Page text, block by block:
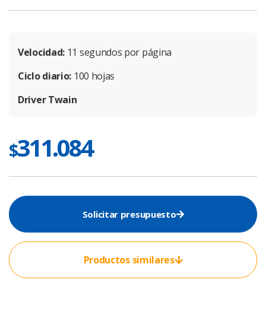
Velocidad: 11 segundos por página
Ciclo diario: 100 hojas
Driver Twain
$311.084
Solicitar presupuesto
Productos similares